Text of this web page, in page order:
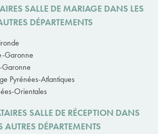
SALLE DE MARIAGE DANS LES
DÉPARTEMENTS
Garonne
Garonne
Pyrénées-Atlantiques
Orientales
SALLE DE RÉCEPTION DANS
AUTRES DÉPARTEMENTS